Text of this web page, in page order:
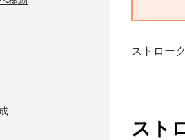
ストロー
スト